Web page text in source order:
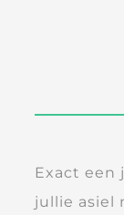
Exact een
jullie asiel